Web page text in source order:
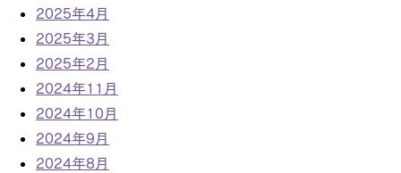
2025年4月
2025年3月
2025年2月
2024年11月
2024年10月
2024年9月
2024年8月